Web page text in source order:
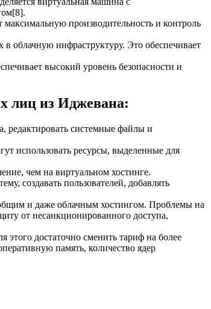
максимальную производительность и контроль
облачную инфраструктуру. Это обеспечивает
высокий уровень безопасности и
лиц из Иджевана:
редактировать системные файлы и
использовать ресурсы, выделенные для
чем на виртуальном хостинге.
создавать пользователей, добавлять
и даже облачным хостингом. Проблемы на
от несанкционированного доступа,
достаточно сменить тариф на более
память, количество ядер